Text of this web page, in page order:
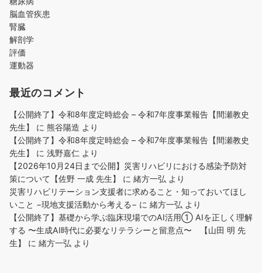
脳血管疾患
腎臓
解剖学
評価
運動器
最近のコメント
【公開終了】令和8年度定時総会 – 令和7年度事業報告【間瀬教史
先生】
に 熊谷陽造 より
【公開終了】令和8年度定時総会 – 令和7年度事業報告【間瀬教史
先生】
に 浅野嘉仁 より
【2026年10月24日まで公開】災害リハビリにおける感染予防対
策について【佐野 一成 先生】
に 緒方一弘 より
災害リハビリテーション支援者に求めること・知っておいてほし
いこと −現地支援活動から考える− に 緒方一弘 より
【公開終了】基礎から学ぶ臨床現場でのAI活用① AIを正しく理解
する 〜生成AI時代に必要なリテラシーと留意点〜 【山田 明 先
生】
に 緒方一弘 より